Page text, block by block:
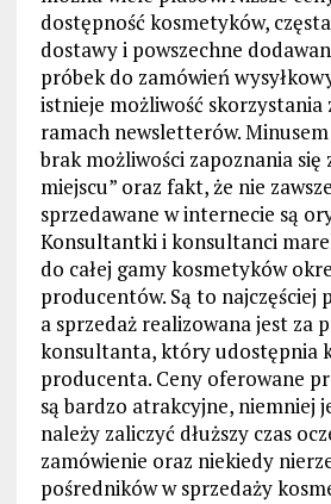
dostępność kosmetyków,
dostawy i powszechne
próbek do zamówień
istnieje możliwość skorzystania
ramach newsletterów.
brak możliwości zapoznania
miejscu” oraz fakt, że nie
sprzedawane w internecie są
Konsultantki i konsultanci
do całej gamy kosmetyków
producentów. Są to najczęściej
a sprzedaż realizowana jest za
konsultanta, który udostępnia
producenta. Ceny oferowane
są bardzo atrakcyjne, niemniej
należy zaliczyć dłuższy czas
zamówienie oraz niekiedy
pośredników w sprzedaży